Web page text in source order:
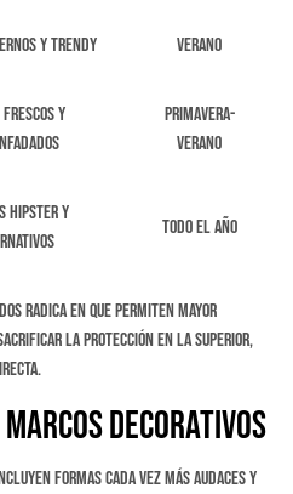
y trendy Verano
frescos y
Primavera-
Verano
hipster y
Todo el año
radica en que permiten mayor
la protección en la superior,
Marcos Decorativos
formas cada vez más audaces y